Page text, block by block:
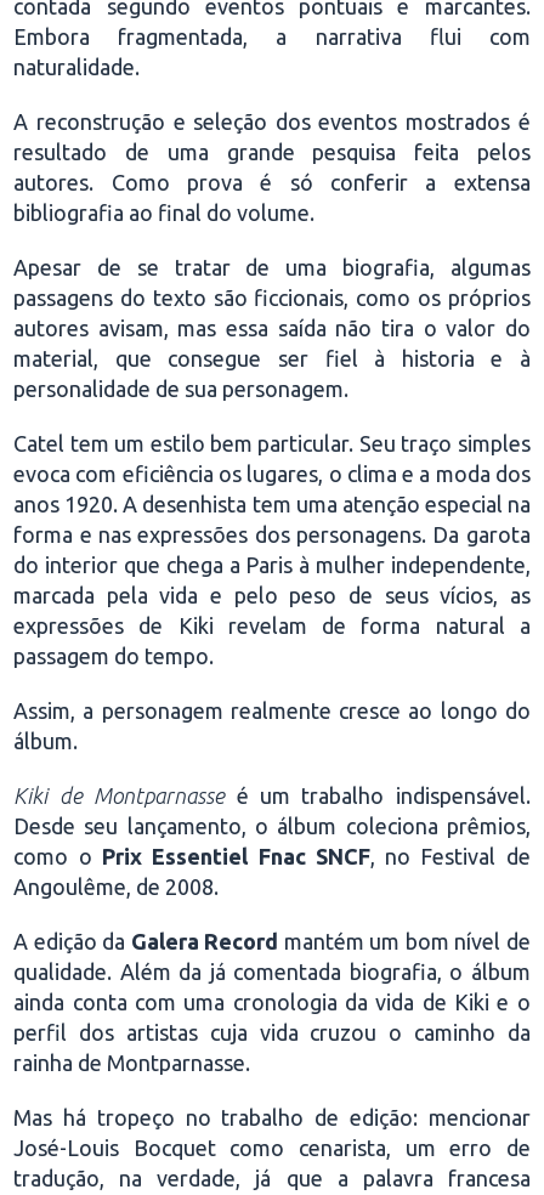
contada segundo eventos pontuais e marcantes.
Embora fragmentada, a narrativa flui com
naturalidade.
A reconstrução e seleção dos eventos mostrados é
resultado de uma grande pesquisa feita pelos
autores. Como prova é só conferir a extensa
bibliografia ao final do volume.
Apesar de se tratar de uma biografia, algumas
passagens do texto são ficcionais, como os próprios
autores avisam, mas essa saída não tira o valor do
material, que consegue ser fiel à historia e à
personalidade de sua personagem.
Catel tem um estilo bem particular. Seu traço simples
evoca com eficiência os lugares, o clima e a moda dos
anos 1920. A desenhista tem uma atenção especial na
forma e nas expressões dos personagens. Da garota
do interior que chega a Paris à mulher independente,
marcada pela vida e pelo peso de seus vícios, as
expressões de Kiki revelam de forma natural a
passagem do tempo.
Assim, a personagem realmente cresce ao longo do
álbum.
Kiki de Montparnasseé um trabalho indispensável.
Desde seu lançamento, o álbum coleciona prêmios,
como o Prix Essentiel Fnac SNCF, no Festival de
Angoulême, de 2008.
A edição da Galera Record mantém um bom nível de
qualidade. Além da já comentada biografia, o álbum
ainda conta com uma cronologia da vida de Kiki e o
perfil dos artistas cuja vida cruzou o caminho da
rainha de Montparnasse.
Mas há tropeço no trabalho de edição: mencionar
José-Louis Bocquet como cenarista, um erro de
tradução, na verdade, já que a palavra francesa